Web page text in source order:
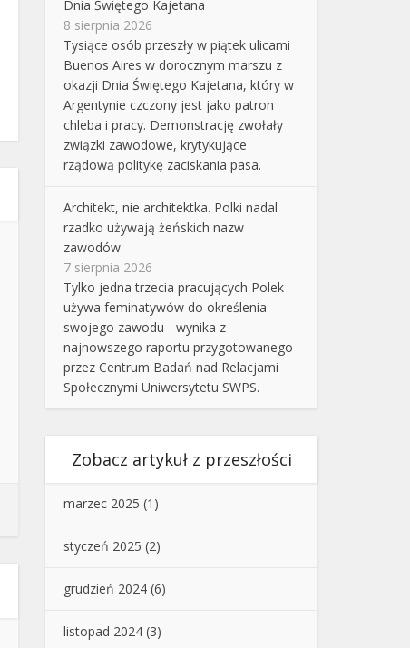
Dnia Świętego Kajetana
8 sierpnia 2026
Tysiące osób przeszły w piątek ulicami
Buenos Aires w dorocznym marszu z
okazji Dnia Świętego Kajetana, który w
Argentynie czczony jest jako patron
chleba i pracy. Demonstrację zwołały
związki zawodowe, krytykujące
rządową politykę zaciskania pasa.
Architekt, nie architektka. Polki nadal
rzadko używają żeńskich nazw
zawodów
7 sierpnia 2026
Tylko jedna trzecia pracujących Polek
używa feminatywów do określenia
swojego zawodu - wynika z
najnowszego raportu przygotowanego
przez Centrum Badań nad Relacjami
Społecznymi Uniwersytetu SWPS.
Zobacz artykuł z przeszłości
marzec 2025 (1)
styczeń 2025 (2)
grudzień 2024 (6)
listopad 2024 (3)